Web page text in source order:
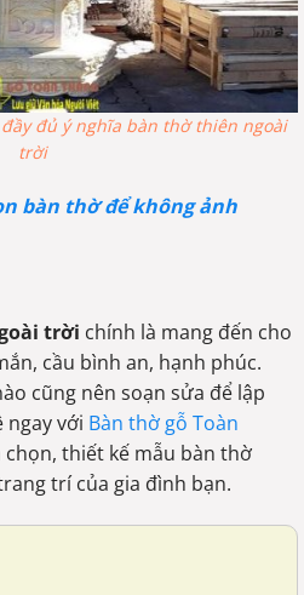
đủ ý nghĩa bàn thờ thiên ngoài
trời
bàn thờ để không ảnh
trời chính là mang đến cho
cầu bình an, hạnh phúc.
cũng nên soạn sửa để lập
ngay với Bàn thờ gỗ Toàn
thiết kế mẫu bàn thờ
trí của gia đình bạn.